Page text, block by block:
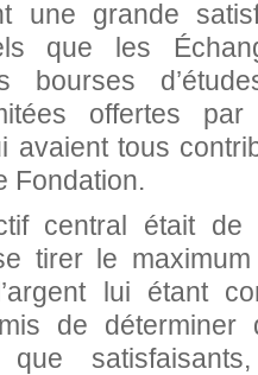
une grande
que les
bourses
offertes
avaient tous
Fondation.
central était de
tirer le
lui étant
de déterminer